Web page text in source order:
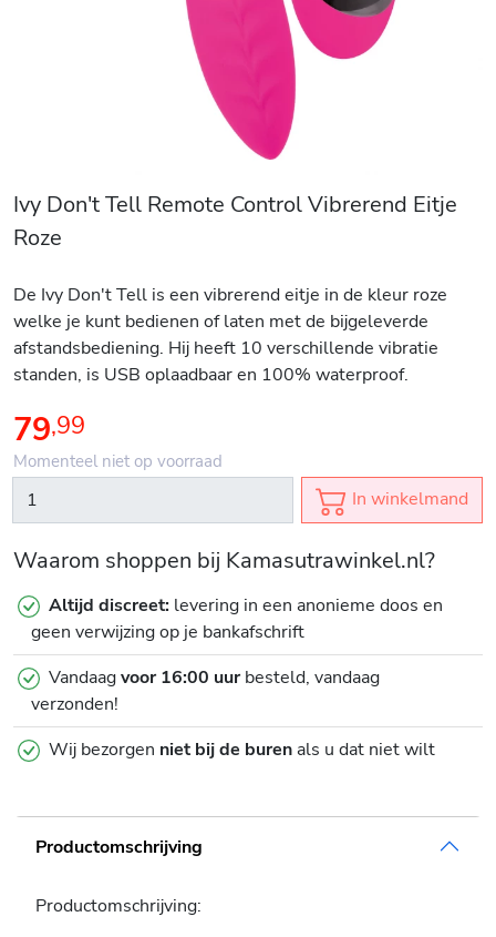
Ivy Don't Tell Remote Control Vibrerend Eitje
Roze
De Ivy Don't Tell is een vibrerend eitje in de kleur roze
welke je kunt bedienen of laten met de bijgeleverde
afstandsbediening. Hij heeft 10 verschillende vibratie
standen, is USB oplaadbaar en 100% waterproof.
79,99
Momenteel niet op voorraad
In winkelmand
Waarom shoppen bij Kamasutrawinkel.nl?
Altijd discreet: levering in een anonieme doos en
geen verwijzing op je bankafschrift
Vandaagvoor 16:00 uurbesteld, vandaag
verzonden!
Wij bezorgen niet bij de burenals u dat niet wilt
Productomschrijving
Productomschrijving: